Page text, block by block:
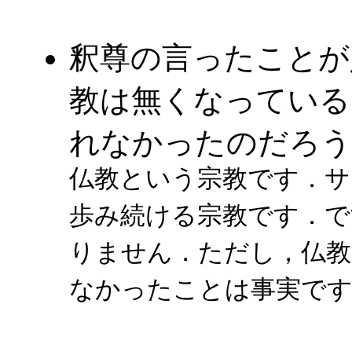
釈尊の言ったこと
教は無くなってい
れなかったのだろ
仏教という宗教です．
歩み続ける宗教です．
りません．ただし，仏
なかったことは事実で